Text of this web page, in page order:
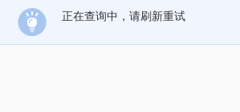
正在查询中，请刷新重试